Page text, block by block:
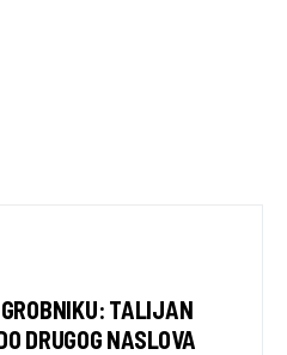
TALIJAN
DRUGOG NASLOVA